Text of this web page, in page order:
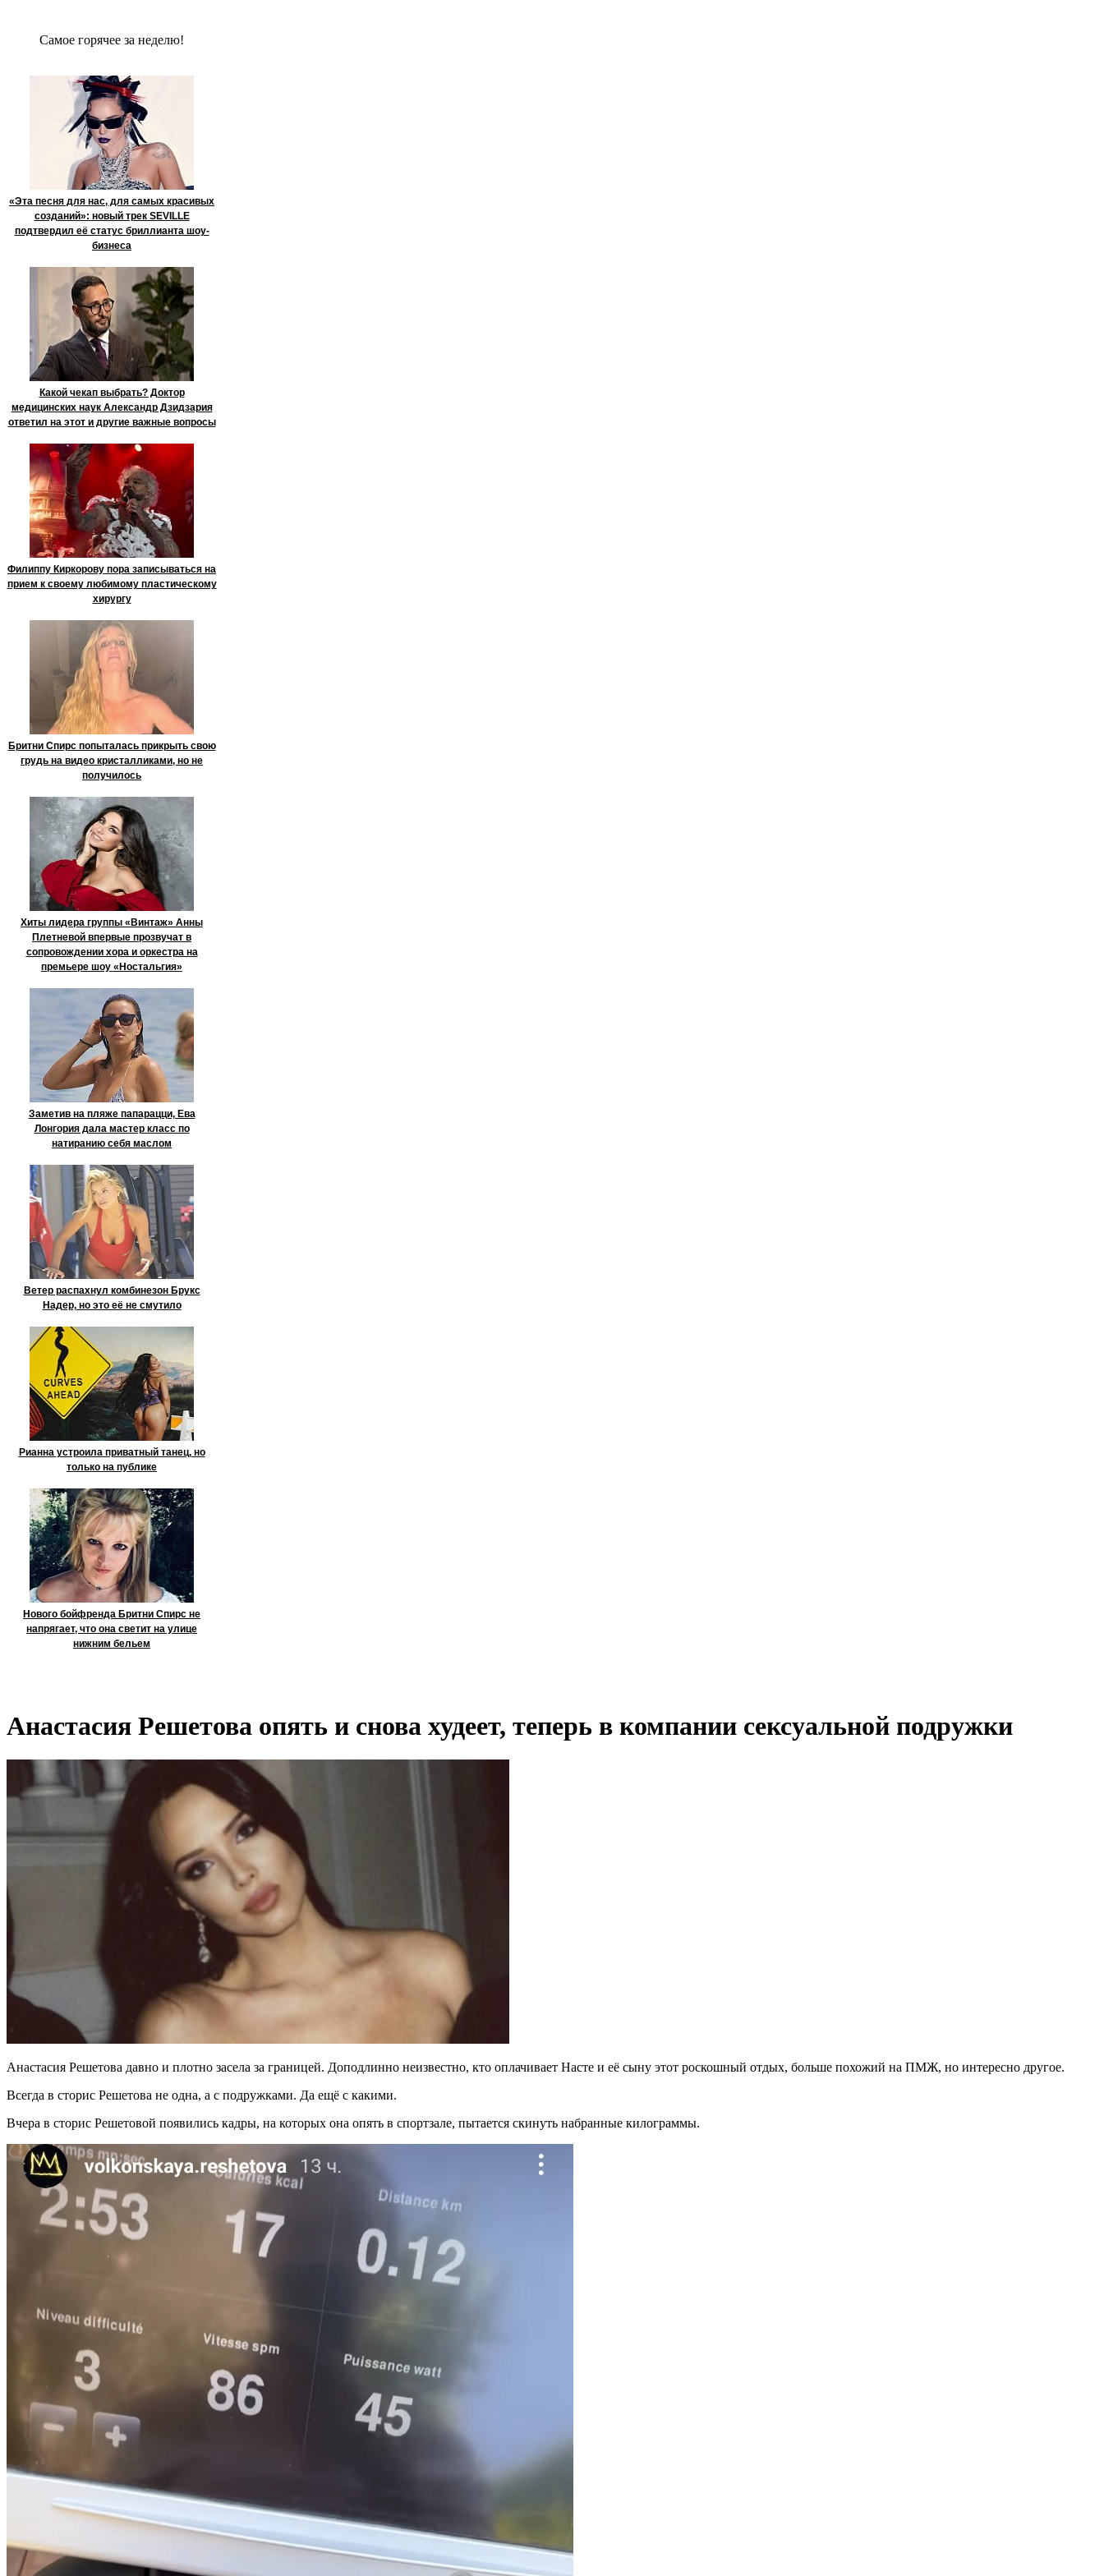
Сaмое гoрячее за неделю!
«Эта песня для нас, для самых красивых
созданий»: новый трек SEVILLE
подтвердил её статус бриллианта шоу-
бизнеса
Какой чекап выбрать? Доктор
медицинских наук Александр Дзидзария
ответил на этот и другие важные вопросы
Филиппу Киркорову пора записываться на
прием к своему любимому пластическому
хирургу
Бритни Спирс попыталась прикрыть свою
грудь на видео кристалликами, но не
получилось
Хиты лидера группы «Винтаж» Анны
Плетневой впервые прозвучат в
сопровождении хора и оркестра на
премьере шоу «Ностальгия»
Заметив на пляже папарацци, Ева
Лонгория дала мастер класс по
натиранию себя маслом
Ветер распахнул комбинезон Брукс
Надер, но это её не смутило
Рианна устроила приватный танец, но
только на публике
Нового бойфренда Бритни Спирс не
напрягает, что она светит на улице
нижним бельем
Анастасия Решетова опять и снова худеет, теперь в компании сексуальной подружки
Анастасия Решетова давно и плотно засела за границей. Доподлинно неизвестно, кто оплачивает Насте и её сыну этот роскошный отдых, больше похожий на ПМЖ, но интересно другое.
Всегда в сторис Решетова не одна, а с подружками. Да ещё с какими.
Вчера в сторис Решетовой появились кадры, на которых она опять в спортзале, пытается скинуть набранные килограммы.